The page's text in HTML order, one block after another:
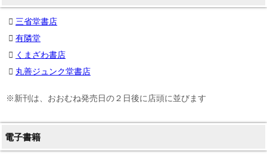
三省堂書店
有隣堂
くまざわ書店
丸善ジュンク堂書店
※新刊は、おおむね発売日の２日後に店頭に並びます
電子書籍